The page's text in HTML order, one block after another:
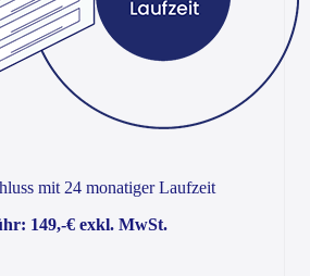
mit 24 monatiger Laufzeit
149,-€ exkl. MwSt.